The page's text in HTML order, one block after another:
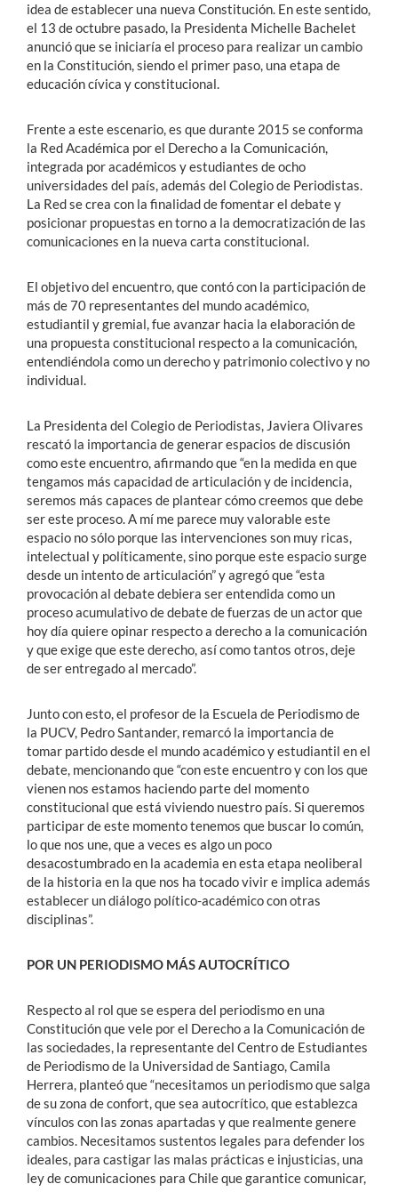
idea de establecer una nueva Constitución. En este sentido,
el 13 de octubre pasado, la Presidenta Michelle Bachelet
anunció que se iniciaría el proceso para realizar un cambio
en la Constitución, siendo el primer paso, una etapa de
educación cívica y constitucional.
Frente a este escenario, es que durante 2015 se conforma
la Red Académica por el Derecho a la Comunicación,
integrada por académicos y estudiantes de ocho
universidades del país, además del Colegio de Periodistas.
La Red se crea con la finalidad de fomentar el debate y
posicionar propuestas en torno a la democratización de las
comunicaciones en la nueva carta constitucional.
El objetivo del encuentro, que contó con la participación de
más de 70 representantes del mundo académico,
estudiantil y gremial, fue avanzar hacia la elaboración de
una propuesta constitucional respecto a la comunicación,
entendiéndola como un derecho y patrimonio colectivo y no
individual.
La Presidenta del Colegio de Periodistas, Javiera Olivares
rescató la importancia de generar espacios de discusión
como este encuentro, afirmando que “en la medida en que
tengamos más capacidad de articulación y de incidencia,
seremos más capaces de plantear cómo creemos que debe
ser este proceso. A mí me parece muy valorable este
espacio no sólo porque las intervenciones son muy ricas,
intelectual y políticamente, sino porque este espacio surge
desde un intento de articulación” y agregó que “esta
provocación al debate debiera ser entendida como un
proceso acumulativo de debate de fuerzas de un actor que
hoy día quiere opinar respecto a derecho a la comunicación
y que exige que este derecho, así como tantos otros, deje
de ser entregado al mercado”.
Junto con esto, el profesor de la Escuela de Periodismo de
la PUCV, Pedro Santander, remarcó la importancia de
tomar partido desde el mundo académico y estudiantil en el
debate, mencionando que “con este encuentro y con los que
vienen nos estamos haciendo parte del momento
constitucional que está viviendo nuestro país. Si queremos
participar de este momento tenemos que buscar lo común,
lo que nos une, que a veces es algo un poco
desacostumbrado en la academia en esta etapa neoliberal
de la historia en la que nos ha tocado vivir e implica además
establecer un diálogo político-académico con otras
disciplinas”.
POR UN PERIODISMO MÁS AUTOCRÍTICO
Respecto al rol que se espera del periodismo en una
Constitución que vele por el Derecho a la Comunicación de
las sociedades, la representante del Centro de Estudiantes
de Periodismo de la Universidad de Santiago, Camila
Herrera, planteó que “necesitamos un periodismo que salga
de su zona de confort, que sea autocrítico, que establezca
vínculos con las zonas apartadas y que realmente genere
cambios. Necesitamos sustentos legales para defender los
ideales, para castigar las malas prácticas e injusticias, una
ley de comunicaciones para Chile que garantice comunicar,